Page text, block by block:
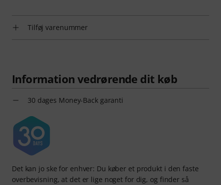
Tilføj varenummer
Information vedrørende dit køb
30 dages Money-Back garanti
Det kan jo ske for enhver: Du køber et produkt i den faste
overbevisning, at det er lige noget for dig, og finder så